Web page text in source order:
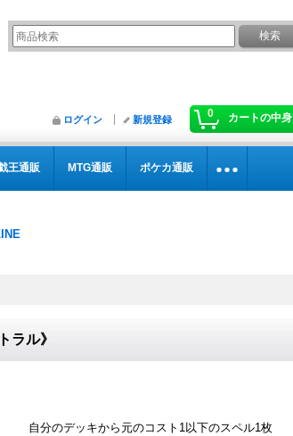
0 カートの中身
ログイン 新規登録
王通販 MTG通販 ポケカ通販
ラル》
自分のデッキから元のコスト1以下のスペル1枚